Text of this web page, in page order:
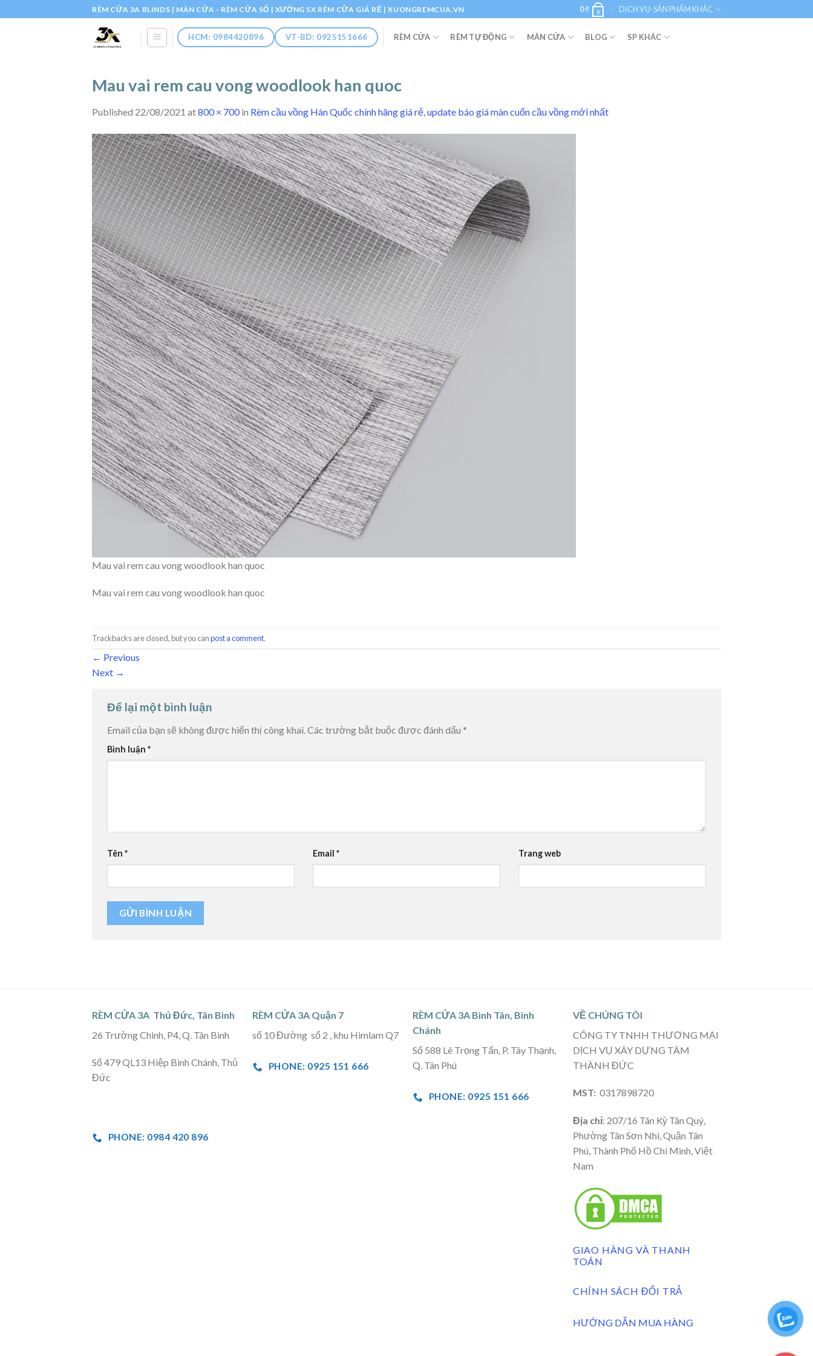
to
RÈM CỬA 3A BLINDS | MÀN CỬA - RÈM CỬA SỔ | XƯỞNG SX RÈM CỬA GIÁ RẺ | XUONGREMCUA.VN 0₫ 0 DỊCH VỤ-SẢN PHẨM KHÁC
HCM: 0984420896 VT-BD: 0925151666 RÈM CỬA RÈM TỰ ĐỘNG MÀN CỬA BLOG SP KHÁC
Mau vai rem cau vong woodlook han quoc
Published 22/08/2021 at800 × 700in Rèm cầu vồng Hàn Quốc chính hãng giá rẻ, update báo giá màn cuốn cầu vồng mới nhất
Mau vai rem cau vong woodlook han quoc
Mau vai rem cau vong woodlook han quoc
Trackbacks are closed, but you canpost a comment.
← Previous
Next →
Để lại một bình luận
Email của bạn sẽ không được hiển thị công khai.Các trường bắt buộc được đánh dấu *
Bình luận *
Tên * Email * Trang web
RÈM CỬA 3A Thủ Đức, Tân Bình
26 Trường Chinh, P4, Q. Tân Bình
Số 479 QL13 Hiệp Bình Chánh, Thủ
Đức
PHONE: 0984 420 896
RÈM CỬA 3A Quận 7
số 10 Đường số 2 , khu Himlam Q7
PHONE: 0925 151 666
RÈM CỬA 3A Bình Tân, Bình
Chánh
Số 588 Lê Trọng Tấn, P. Tây Thạnh,
Q. Tân Phú
PHONE: 0925 151 666
VỀ CHÚNG TÔI
CÔNG TY TNHH THƯƠNG MẠI
DỊCH VỤ XÂY DỰNG TÂM
THÀNH ĐỨC
MST: 0317898720
Địa chỉ: 207/16 Tân Kỳ Tân Quý,
Phường Tân Sơn Nhì, Quận Tân
Phú, Thành Phố Hồ Chí Minh, Việt
Nam
GIAO HÀNG VÀ THANH
TOÁN
CHÍNH SÁCH ĐỔI TRẢ
HƯỚNG DẪN MUA HÀNG